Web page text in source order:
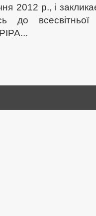
2012 р., і
до всесвітньої